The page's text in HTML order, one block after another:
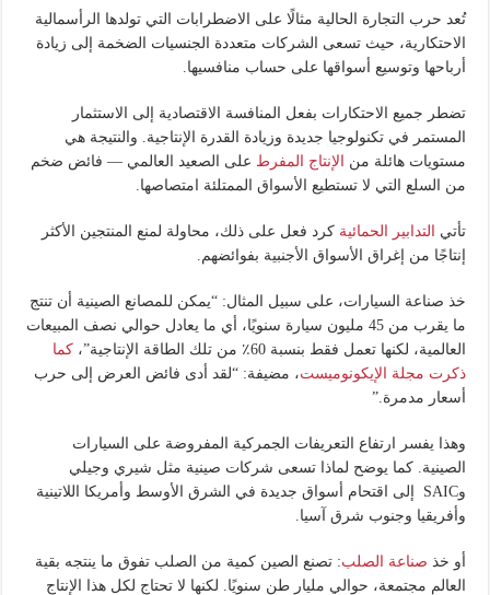
تُعد حرب التجارة الحالية مثالًا على الاضطرابات التي تولدها الرأسمالية
الاحتكارية، حيث تسعى الشركات متعددة الجنسيات الضخمة إلى زيادة
أرباحها وتوسيع أسواقها على حساب منافسيها.
تضطر جميع الاحتكارات بفعل المنافسة الاقتصادية إلى الاستثمار
المستمر في تكنولوجيا جديدة وزيادة القدرة الإنتاجية. والنتيجة هي
مستويات هائلة من
الإنتاج المفرط على الصعيد العالمي — فائض ضخم
من السلع التي لا تستطيع الأسواق الممتلئة امتصاصها.
تأتي التدابير الحمائية كرد فعل على ذلك، محاولة لمنع المنتجين الأكثر
إنتاجًا من إغراق الأسواق الأجنبية بفوائضهم.
خذ صناعة السيارات، على سبيل المثال: “يمكن للمصانع الصينية أن تنتج
ما يقرب من 45 مليون سيارة سنويًا، أي ما يعادل حوالي نصف المبيعات
العالمية، لكنها تعمل فقط بنسبة 60٪ من تلك الطاقة الإنتاجية”،
كما
ذكرت مجلة الإيكونوميست، مضيفة: “لقد أدى فائض العرض إلى حرب
أسعار مدمرة.”
وهذا يفسر ارتفاع التعريفات الجمركية المفروضة على السيارات
الصينية. كما يوضح لماذا تسعى شركات صينية مثل شيري وجيلي
وSAIC إلى اقتحام أسواق جديدة في الشرق الأوسط وأمريكا اللاتينية
وأفريقيا وجنوب شرق آسيا.
أو خذ صناعة الصلب: تصنع الصين كمية من الصلب تفوق ما ينتجه بقية
العالم مجتمعة، حوالي مليار طن سنويًا. لكنها لا تحتاج لكل هذا الإنتاج